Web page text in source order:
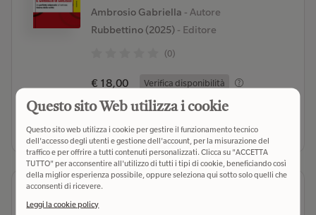
Ambrosio Gabriella - Autore
Rubbettino (2025)- Editore
(0)
€ 18,00 Verifica disponibilità
Seleziona libreria
Scomparso
Capano Elisa Eli in Crimeland
Questo sito Web utilizza i cookie
Questo sito web utilizza i cookie per gestire il funzionamento tecnico
dell'accesso degli utenti e gestione dell'account, per la misurazione del
traffico e per offrire a tutti contenuti personalizzati. Clicca su "ACCETTA
TUTTO" per acconsentire all'utilizzo di tutti i tipi di cookie, beneficiando così
della miglior esperienza possibile, oppure seleziona qui sotto solo quelli che
acconsenti di ricevere.
Leggi la cookie policy